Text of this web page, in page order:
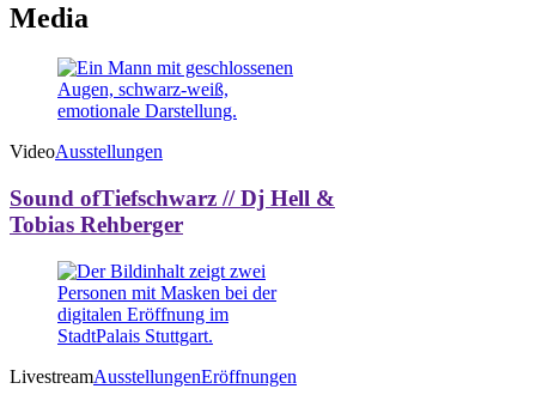
Media
VideoAusstellungen
Sound ofTiefschwarz // Dj Hell &
Tobias Rehberger
LivestreamAusstellungenEröffnungen